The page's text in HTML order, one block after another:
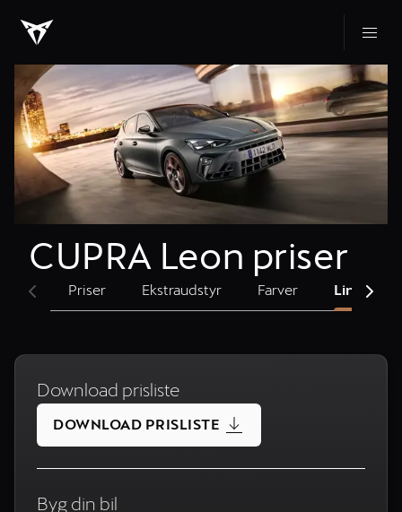
CUPRA Leon priser
Priser Ekstraudstyr Farver Links og
Download prisliste
DOWNLOAD PRISLISTE
Byg din bil